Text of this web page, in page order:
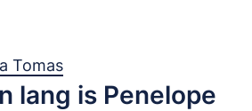
Tomas
lang is Penelope